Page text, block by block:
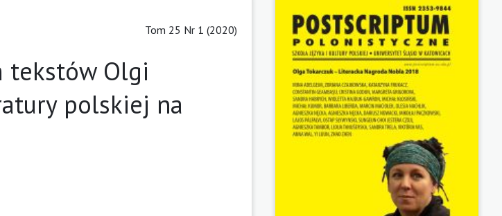
Tom 25 Nr 1 (2020)
tekstów Olgi
polskiej na